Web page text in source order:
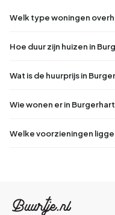
Welk type woningen
Hoe duur zijn huizen in
Wat is de huurprijs in
Wie wonen er in
Welke voorzieningen